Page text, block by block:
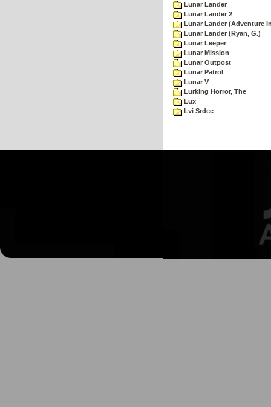
Lunar Lander
Lunar Lander 2
Lunar Lander (Adventure
Lunar Lander (Ryan, G.)
Lunar Leeper
Lunar Mission
Lunar Outpost
Lunar Patrol
Lunar V
Lurking Horror, The
Lux
Lvi Srdce